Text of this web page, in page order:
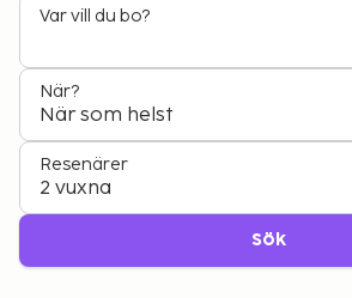
Var vill du bo?
När?
När som helst
Resenärer
2 vuxna
Sök